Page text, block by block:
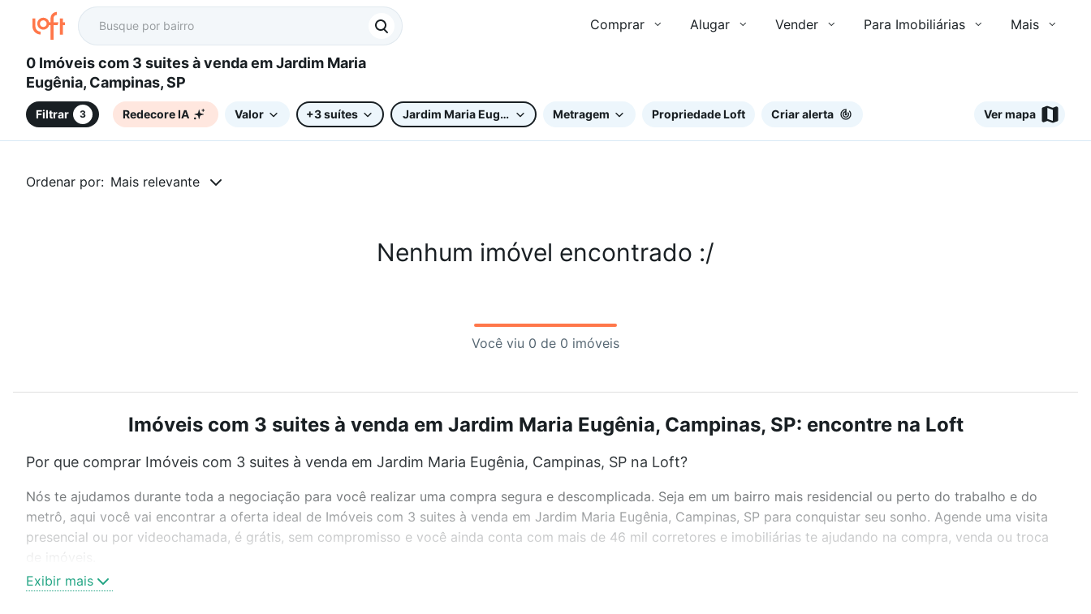
Comprar Alugar Vender Para Imobiliárias Mais
0 Imóveis com 3 suites à venda em Jardim Maria
Eugênia, Campinas, SP
Filtrar 3 Redecore IA Valor +3 suítes Jardim Maria Eugênia Metragem Propriedade Loft Criar alerta Ver mapa
Ordenar por: Mais relevante
Nenhum imóvel encontrado :/
Você viu 0 de 0 imóveis
Imóveis com 3 suites à venda em Jardim Maria Eugênia, Campinas, SP: encontre na Loft
Por que comprar Imóveis com 3 suites à venda em Jardim Maria Eugênia, Campinas, SP na Loft?
Nós te ajudamos durante toda a negociação para você realizar uma compra segura e descomplicada. Seja em um bairro mais residencial ou perto do trabalho e do
metrô, aqui você vai encontrar a oferta ideal de Imóveis com 3 suites à venda em Jardim Maria Eugênia, Campinas, SP para conquistar seu sonho. Agende uma visita
presencial ou por videochamada, é grátis, sem compromisso e você ainda conta com mais de 46 mil corretores e imobiliárias te ajudando na compra, venda ou troca
Como escolher um imóvel?
Exibir mais